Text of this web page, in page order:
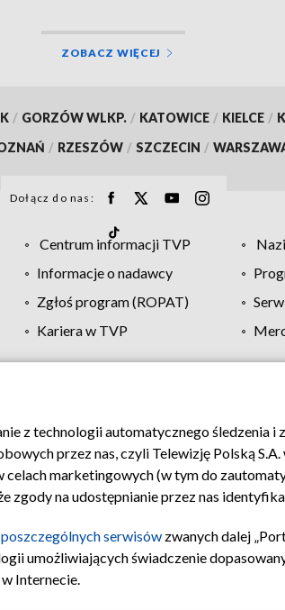
ZOBACZ WIĘCEJ
/ GORZÓW WLKP. / KATOWICE / KIELCE /
/ RZESZÓW / SZCZECIN /
Dołącz do nas:
Centrum informacji TVP
Informacje o nadawcy
Zgłoś program (ROPAT)
Kariera w TVP
Moje zgody Pomoc
z technologii automatycznego śledzenia
przez nas, czyli Telewizję Polską
celach marketingowych (w tym do
zgody na udostępnianie przez nas
poszczególnych serwisów zwanych dalej
umożliwiających świadczenie
Internecie.